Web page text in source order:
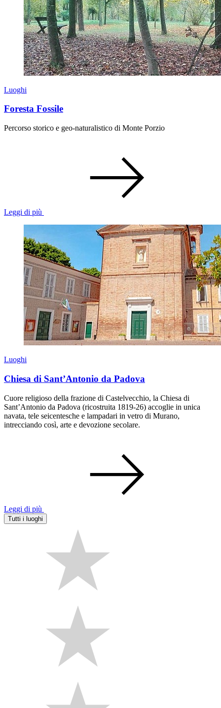
Luoghi
Foresta Fossile
Percorso storico e geo-naturalistico di Monte Porzio
Leggi di più
Luoghi
Chiesa di Sant’Antonio da Padova
Cuore religioso della frazione di Castelvecchio, la Chiesa di
Sant’Antonio da Padova (ricostruita 1819-26) accoglie in unica
navata, tele seicentesche e lampadari in vetro di Murano,
intrecciando così, arte e devozione secolare.
Leggi di più
Tutti i luoghi